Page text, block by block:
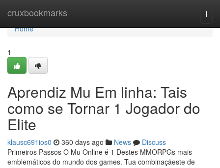
cruxbookmarks
Home
Home
1
Aprendiz Mu Em linha: Tais
como se Tornar 1 Jogador do
Elite
klausc691ios0 360 days ago News
Discuss
Primeiros Passos O Mu Online é 1 Destes MMORPGs mais
emblemáticos do mundo dos games. Tua combinaçãeste de